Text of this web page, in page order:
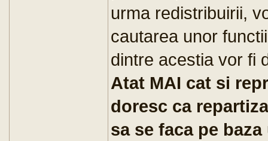
urma redistribuirii,
cautarea unor
dintre acestia vor fi
Atat MAI cat si
doresc ca
sa se faca pe